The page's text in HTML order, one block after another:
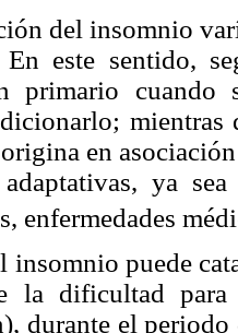
del insomnio
En este sentido,
primario cuando
origina en
adaptativas, ya
enfermedades
insomnio puede
la dificultad
durante el